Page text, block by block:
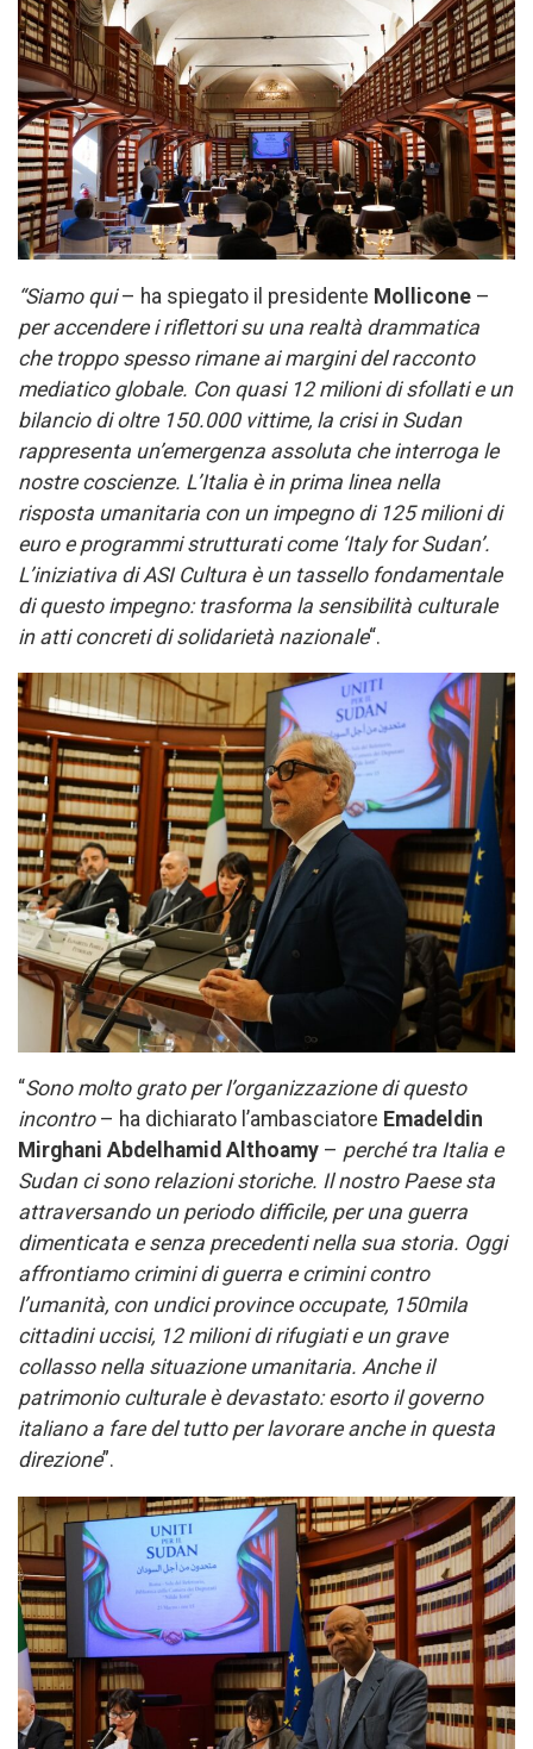
“Siamo qui– ha spiegato il presidente Mollicone –
per accendere i riflettori su una realtà drammatica
che troppo spesso rimane ai margini del racconto
mediatico globale. Con quasi 12 milioni di sfollati e un
bilancio di oltre 150.000 vittime, la crisi in Sudan
rappresenta un’emergenza assoluta che interroga le
nostre coscienze. L’Italia è in prima linea nella
risposta umanitaria con un impegno di 125 milioni di
euro e programmi strutturati come ‘Italy for Sudan’.
L’iniziativa di ASI Cultura è un tassello fondamentale
di questo impegno: trasforma la sensibilità culturale
in atti concreti di solidarietà nazionale“.
“Sono molto grato per l’organizzazione di questo
incontro – ha dichiarato l’ambasciatore Emadeldin
Mirghani Abdelhamid Althoamy – perché tra Italia e
Sudan ci sono relazioni storiche. Il nostro Paese sta
attraversando un periodo difficile, per una guerra
dimenticata e senza precedenti nella sua storia. Oggi
affrontiamo crimini di guerra e crimini contro
l’umanità, con undici province occupate, 150mila
cittadini uccisi, 12 milioni di rifugiati e un grave
collasso nella situazione umanitaria. Anche il
patrimonio culturale è devastato: esorto il governo
italiano a fare del tutto per lavorare anche in questa
direzione”.